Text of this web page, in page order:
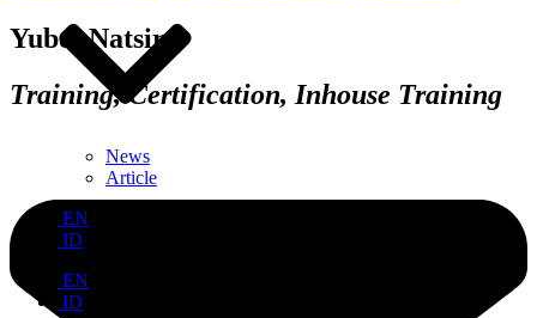
News
Article
EN
ID
EN
ID
Yubet Natsir
Training, Certification, Inhouse Training